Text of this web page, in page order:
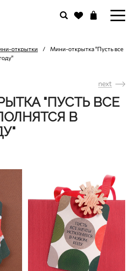
открытки /
Мини-открытка "Пусть все
next
"ПУСТЬ ВСЕ
В